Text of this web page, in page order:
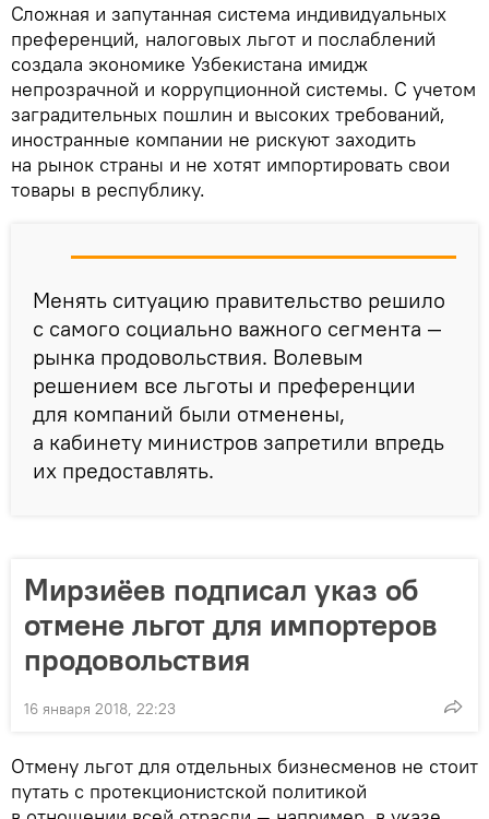
Сложная и запутанная система индивидуальных
преференций, налоговых льгот и послаблений
создала экономике Узбекистана имидж
непрозрачной и коррупционной системы. С учетом
заградительных пошлин и высоких требований,
иностранные компании не рискуют заходить
на рынок страны и не хотят импортировать свои
товары в республику.
Менять ситуацию правительство решило
с самого социально важного сегмента —
рынка продовольствия. Волевым
решением все льготы и преференции
для компаний были отменены,
а кабинету министров запретили впредь
их предоставлять.
Мирзиёев подписал указ об
отмене льгот для импортеров
продовольствия
16 января 2018, 22:23
Отмену льгот для отдельных бизнесменов не стоит
путать с протекционистской политикой